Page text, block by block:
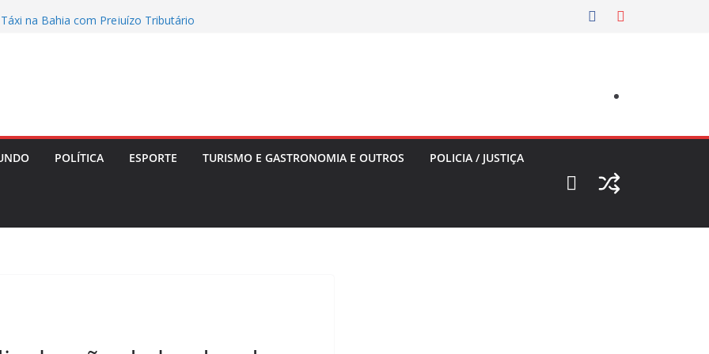
Livre II: PF Mira Servidores e Fraudes em
vaga na Copa do Brasil, alfineta o
variações táticas
após festas e Polícia investiga ligação
POLÍTICA ESPORTE TURISMO E GASTRONOMIA E OUTROS POLICIA / JUSTIÇA